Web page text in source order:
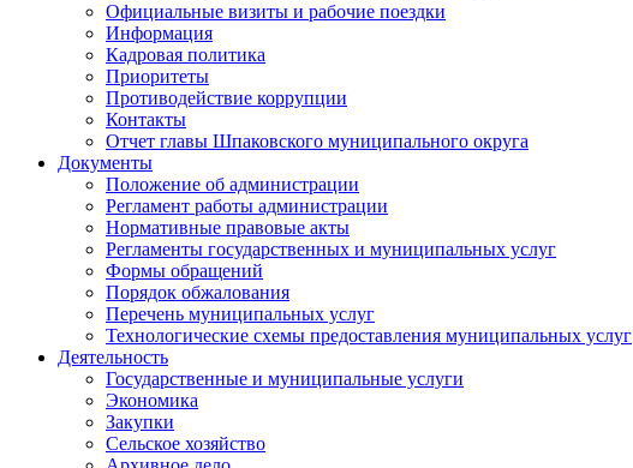
Официальные визиты и рабочие поездки
Информация
Кадровая политика
Приоритеты
Противодействие коррупции
Контакты
Отчет главы Шпаковского муниципального округа
Документы
Положение об администрации
Регламент работы администрации
Нормативные правовые акты
Регламенты государственных и муниципальных услуг
Формы обращений
Порядок обжалования
Перечень муниципальных услуг
Технологические схемы предоставления муниципальных услуг
Деятельность
Государственные и муниципальные услуги
Экономика
Закупки
Сельское хозяйство